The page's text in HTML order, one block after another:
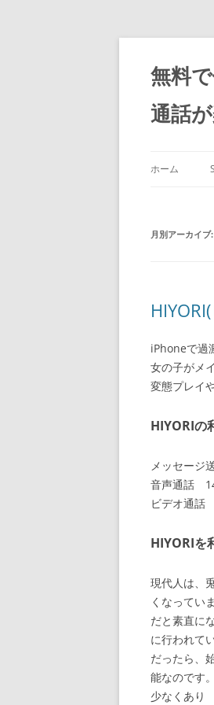
コ
テ
ン
ツ
ス
キ
無料
通話
ホーム
月別アーカイブ:
iPhoneで過
女の子がメ
変態プレイ
HIYORIの
メッセー
音声通話
ビデオ通
HIYORIを
現代人は、
くなってい
だと素直に
に行われて
だったら、
能なのです
少なくあり